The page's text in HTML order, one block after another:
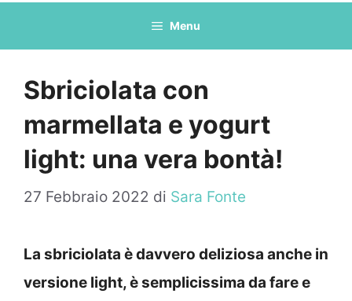
Menu
Sbriciolata con
marmellata e yogurt
light: una vera bontà!
27 Febbraio 2022 di Sara Fonte
La sbriciolata è davvero deliziosa anche in
versione light, è semplicissima da fare e